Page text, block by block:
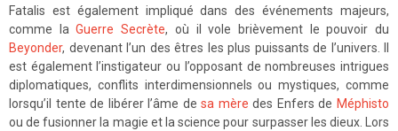
Fatalis est également impliqué dans des événements majeurs,
comme laGuerre Secrète, où il vole brièvement le pouvoir du
Beyonder, devenant l’un des êtres les plus puissants de l’univers. Il
est également l’instigateur ou l’opposant de nombreuses intrigues
diplomatiques, conflits interdimensionnels ou mystiques, comme
lorsqu’il tente de libérer l’âme desa mère des Enfers de Méphisto
ou de fusionner la magie et la science pour surpasser les dieux. Lors